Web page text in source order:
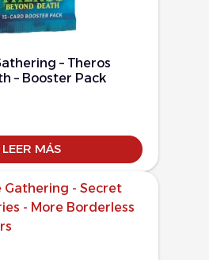
– Theros
– Booster Pack
LEER MÁS